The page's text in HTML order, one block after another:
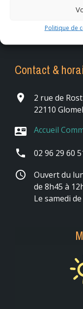
Politique de
Contact &
place
2 rue de
22110 Glomel
contact_mail Accueil
phone 02 96 29 60
schedule
Ouvert du
de 8h45 à
Le samedi